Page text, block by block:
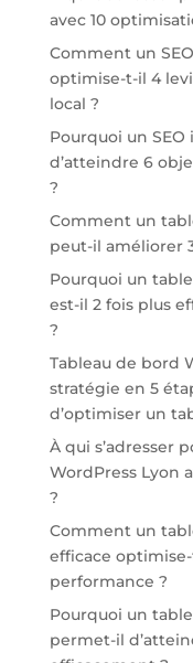
avec 10
Comment un
optimise-t-il 4
local ?
Pourquoi un
d’atteindre 6
?
Comment un
peut-il améliorer
Pourquoi un
est-il 2 fois plus
?
Tableau de bord
stratégie en 5
d’optimiser un
À qui s’adresser
WordPress Lyon
?
Comment un
efficace
performance ?
Pourquoi un
permet-il